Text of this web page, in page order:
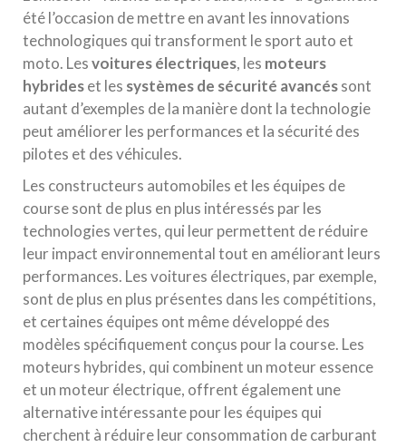
été l’occasion de mettre en avant les innovations
technologiques qui transforment le sport auto et
moto. Lesvoitures électriques, les moteurs
hybrideset les systèmes de sécurité avancéssont
autant d’exemples de la manière dont la technologie
peut améliorer les performances et la sécurité des
pilotes et des véhicules.
Les constructeurs automobiles et les équipes de
course sont de plus en plus intéressés par les
technologies vertes, qui leur permettent de réduire
leur impact environnemental tout en améliorant leurs
performances. Les voitures électriques, par exemple,
sont de plus en plus présentes dans les compétitions,
et certaines équipes ont même développé des
modèles spécifiquement conçus pour la course. Les
moteurs hybrides, qui combinent un moteur essence
et un moteur électrique, offrent également une
alternative intéressante pour les équipes qui
cherchent à réduire leur consommation de carburant